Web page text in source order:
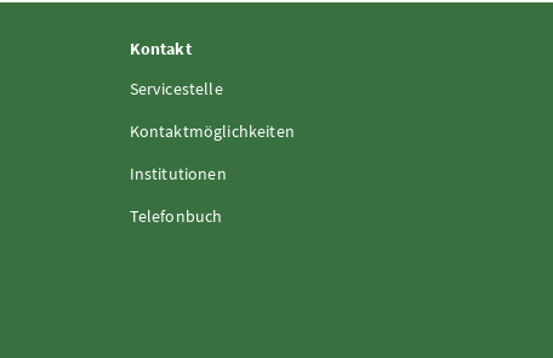
Kontakt
Servicestelle
Kontaktmöglichkeiten
Institutionen
Telefonbuch